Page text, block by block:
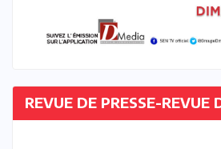
REVUE DE PRESSE-REVUE